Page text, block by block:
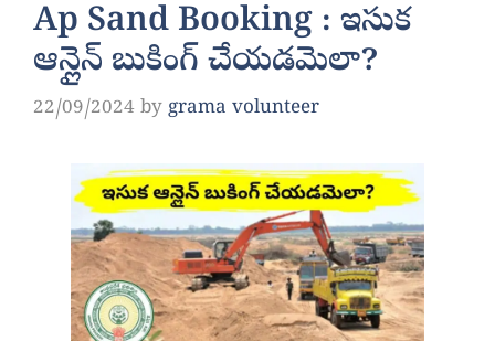
Ap Sand Booking : ఇసుక
ఆన్లైన్ బుకింగ్ చేయడమెలా?
22/09/2024 by grama volunteer